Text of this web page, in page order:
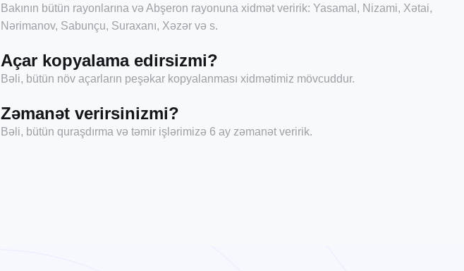
Bakının bütün rayonlarına və Abşeron rayonuna xidmət veririk: Yasamal, Nizami, Xətai,
Nərimanov, Sabunçu, Suraxanı, Xəzər və s.
Açar kopyalama edirsizmi?
Bəli, bütün növ açarların peşəkar kopyalanması xidmətimiz mövcuddur.
Zəmanət verirsinizmi?
Bəli, bütün quraşdırma və təmir işlərimizə 6 ay zəmanət veririk.